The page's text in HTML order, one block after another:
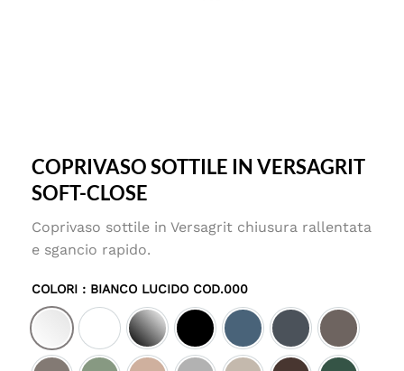
COPRIVASO SOTTILE IN VERSAGRIT
SOFT-CLOSE
Coprivaso sottile in Versagrit chiusura rallentata
e sgancio rapido.
COLORI : BIANCO LUCIDO COD.000
Bianco lucido cod.000
Bianco matt cod.001
Nero lucido cod.002
Nero matt cod.003
Denim satinato cod.027
Ebano satinato
Tortora